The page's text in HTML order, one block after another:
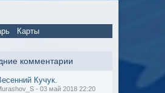
Карты
комментарии
Кучук.
- 03 май 2018 22:20